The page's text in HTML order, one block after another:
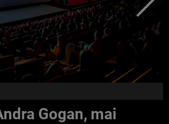
Gogan, mai